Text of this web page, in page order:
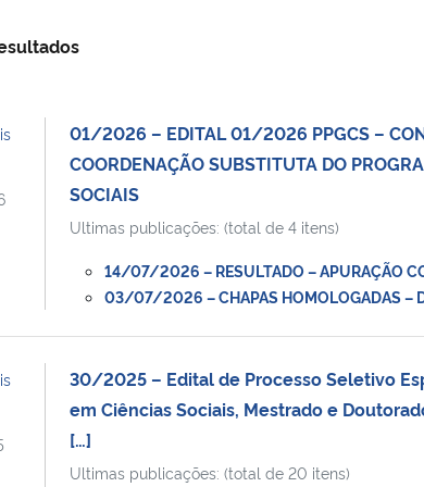
01/2026 – EDITAL 01/2026 PPGCS –
COORDENAÇÃO SUBSTITUTA DO
SOCIAIS
Ultimas publicações: (total de 4 itens)
14/07/2026 – RESULTADO – APURAÇÃO
03/07/2026 – CHAPAS HOMOLOGADAS –
30/2025 – Edital de Processo Seletivo
em Ciências Sociais, Mestrado e
[…]
Ultimas publicações: (total de 20 itens)